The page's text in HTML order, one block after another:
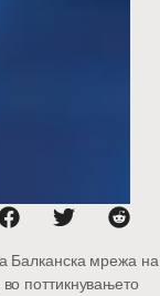
Балканска мрежа на
поттикнувањето